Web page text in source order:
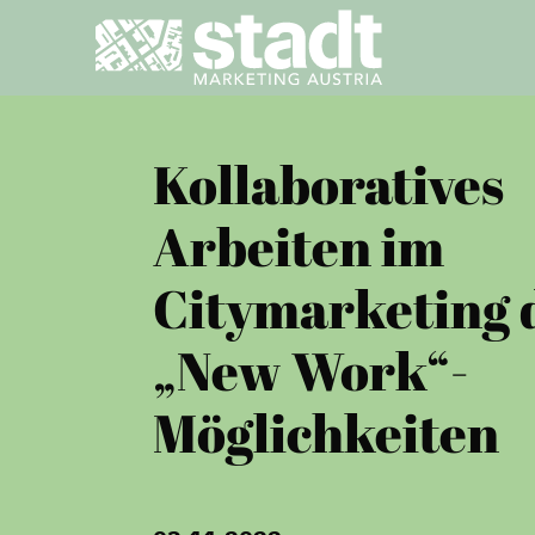
Kollaboratives
Arbeiten im
Citymarketing
„New Work“-
Möglichkeiten